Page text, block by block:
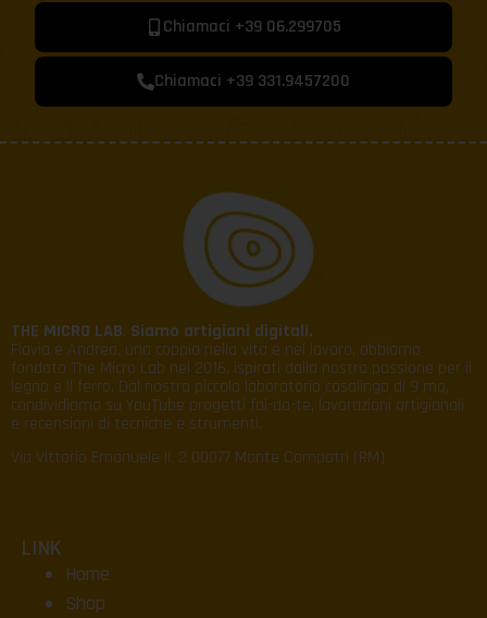
Chiamaci +39 06.299705
Chiamaci +39 331.9457200
THE MICRO LAB. Siamo artigiani digitali.
Flavia e Andrea, una coppia nella vita e nel lavoro, abbiamo
fondato The Micro Lab nel 2016, ispirati dalla nostra passione per il
legno e il ferro. Dal nostro piccolo laboratorio casalingo di 9 mq,
condividiamo su YouTube progetti fai-da-te, lavorazioni artigianali
e recensioni di tecniche e strumenti.
Via Vittorio Emanuele II, 2 00077 Monte Compatri (RM)
LINK
Home
Shop